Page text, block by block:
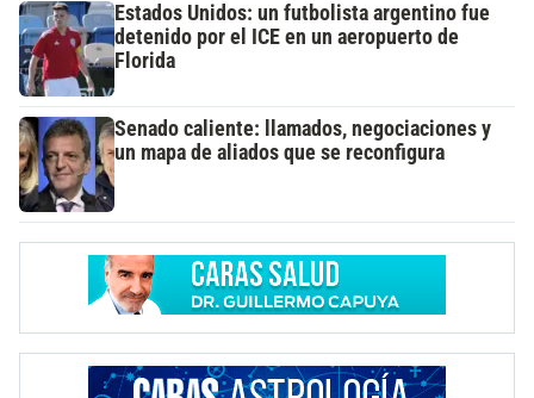
Estados Unidos: un futbolista argentino fue
detenido por el ICE en un aeropuerto de
Florida
Senado caliente: llamados, negociaciones y
un mapa de aliados que se reconfigura